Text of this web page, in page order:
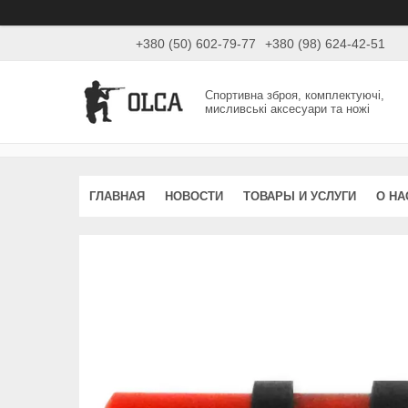
+380 (50) 602-79-77 +380 (98) 624-42-51
Спортивна зброя, комплектуючі,
мисливські аксесуари та ножі
ГЛАВНАЯ НОВОСТИ ТОВАРЫ И УСЛУГИ О